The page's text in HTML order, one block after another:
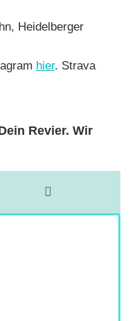
Heidelberger
hier. Strava
Revier. Wir